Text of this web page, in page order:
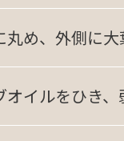
め、外側に大
イルをひき、